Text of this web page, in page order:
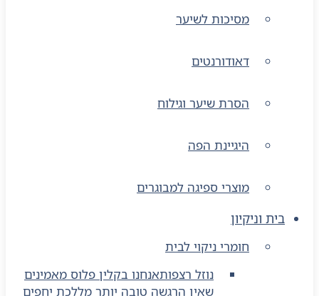
מסיכות לשיער
דאודורנטים
הסרת שיער וגילוח
היגיינת הפה
מוצרי ספיגה למבוגרים
בית וניקיון
חומרי ניקוי לבית
נוזל רצפותאנחנו בקלין פלוס מאמינים
שאין הרגשה טובה יותר מללכת יחפים